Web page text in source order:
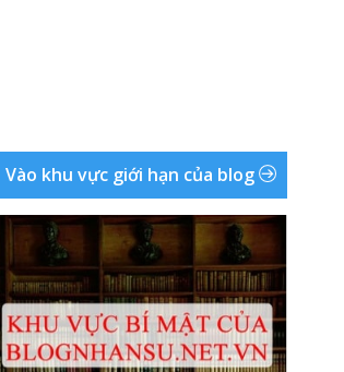
Vào khu vực giới hạn của blog